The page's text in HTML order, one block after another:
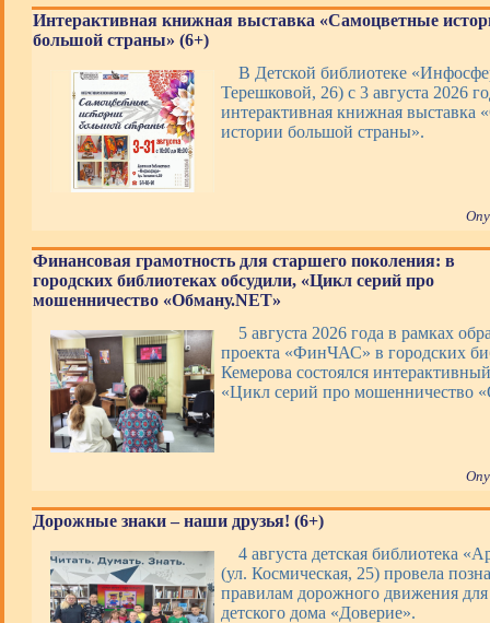
Интерактивная книжная выставка «Самоцветные
большой страны» (6+)
В Детской библиотеке
Терешковой, 26) с 3 августа 2026
интерактивная книжная выставка
истории большой страны».
Финансовая грамотность для старшего поколения: в
городских библиотеках обсудили, «Цикл серий про
мошенничество «Обману.NET»
5 августа 2026 года в рамках
проекта «ФинЧАС» в городских
Кемерова состоялся
«Цикл серий про мошенничество
Дорожные знаки – наши друзья! (6+)
4 августа детская библиотека
(ул. Космическая, 25) провела
правилам дорожного движения
детского дома «Доверие».